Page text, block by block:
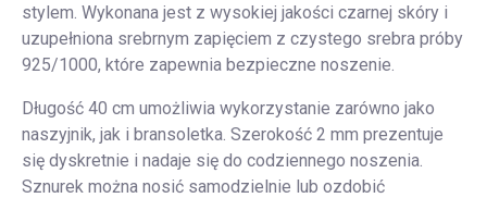
stylem. Wykonana jest z wysokiej jakości czarnej skóry i
uzupełniona srebrnym zapięciem z czystego srebra próby
925/1000, które zapewnia bezpieczne noszenie.
Długość 40 cm umożliwia wykorzystanie zarówno jako
naszyjnik, jak i bransoletka. Szerokość 2 mm prezentuje
się dyskretnie i nadaje się do codziennego noszenia.
Sznurek można nosić samodzielnie lub ozdobić